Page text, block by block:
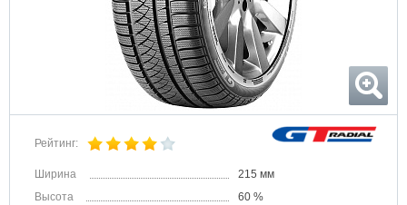
Рейтинг:
Ширина
215 мм
Высота
60 %